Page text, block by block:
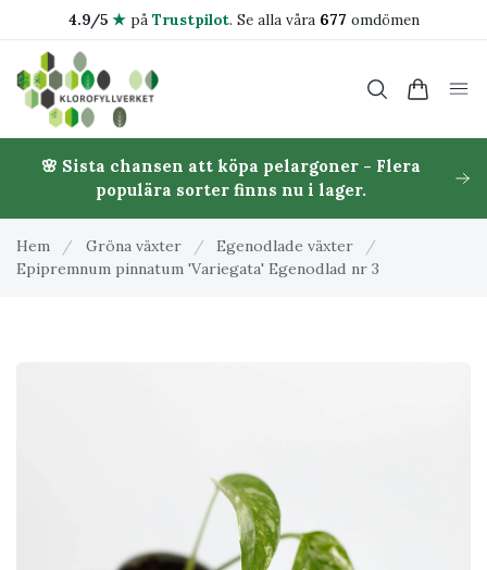
4.9/5 ★på Trustpilot. Se alla våra 677 omdömen
🌸 Sista chansen att köpa pelargoner - Flera
populära sorter finns nu i lager.
Hem / Gröna växter / Egenodlade växter
/
Epipremnum pinnatum 'Variegata' Egenodlad nr 3